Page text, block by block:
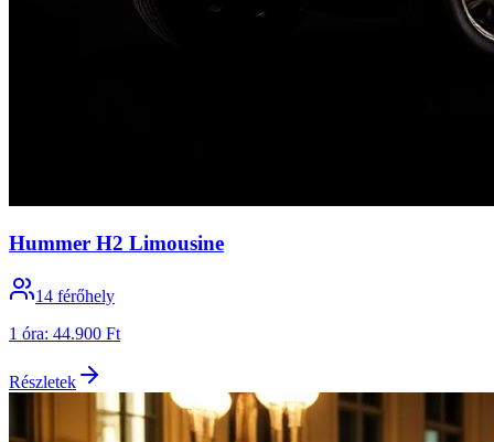
Hummer H2 Limousine
14 férőhely
1 óra: 44.900 Ft
Részletek